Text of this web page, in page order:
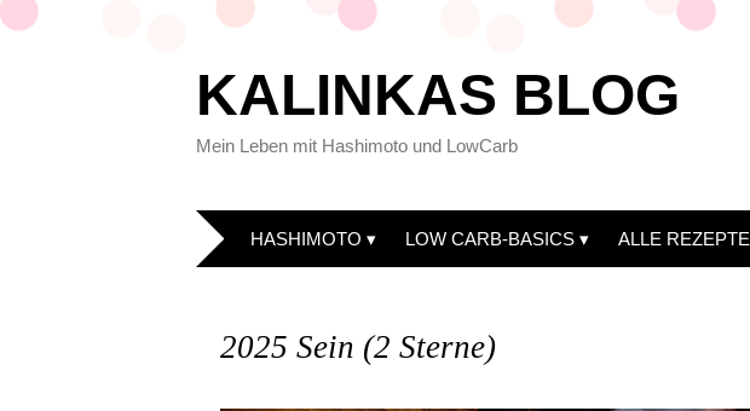
KALINKAS BLOG
Mein Leben mit Hashimoto und LowCarb
HASHIMOTO LOW CARB-BASICS ALLE REZEPTE
2025 Sein (2 Sterne)